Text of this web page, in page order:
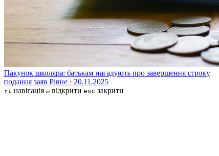
Пакунок школяра: батькам нагадують про завершення строку
подання заяв Рівне · 20.11.2025
↑↓ навігація ↵ відкрити esc закрити